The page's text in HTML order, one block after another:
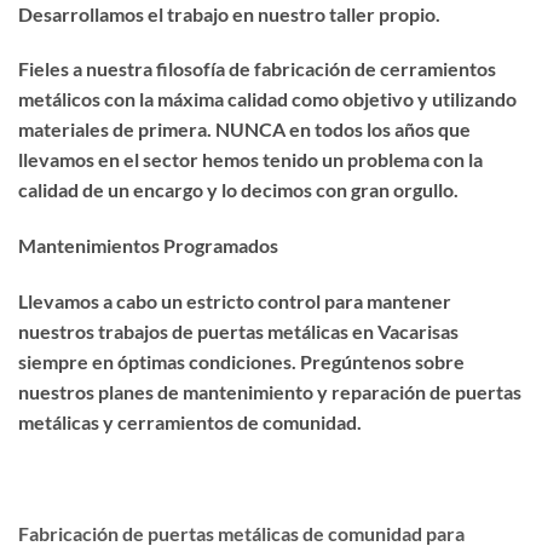
Desarrollamos el trabajo en nuestro taller propio.
Fieles a nuestra filosofía de fabricación de cerramientos
metálicos con la máxima calidad como objetivo y utilizando
materiales de primera. NUNCA en todos los años que
llevamos en el sector hemos tenido un problema con la
calidad de un encargo y lo decimos con gran orgullo.
Mantenimientos Programados
Llevamos a cabo un estricto control para mantener
nuestros trabajos de puertas metálicas en Vacarisas
siempre en óptimas condiciones. Pregúntenos sobre
nuestros planes de mantenimiento y reparación de puertas
metálicas y cerramientos de comunidad.
Fabricación de puertas metálicas de comunidad para